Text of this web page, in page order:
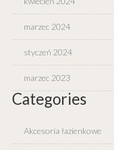
marzec 2024
styczeń 2024
marzec 2023
Categories
Akcesoria łazienkowe